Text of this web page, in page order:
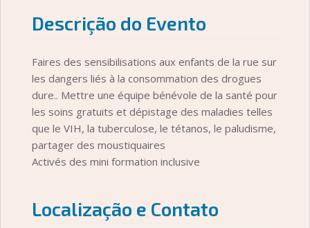
Descrição do Evento
Faires des sensibilisations aux enfants de la rue sur
les dangers liés à la consommation des drogues
dure.. Mettre une équipe bénévole de la santé pour
les soins gratuits et dépistage des maladies telles
que le VIH, la tuberculose, le tétanos, le paludisme,
partager des moustiquaires
Activés des mini formation inclusive
Localização e Contato